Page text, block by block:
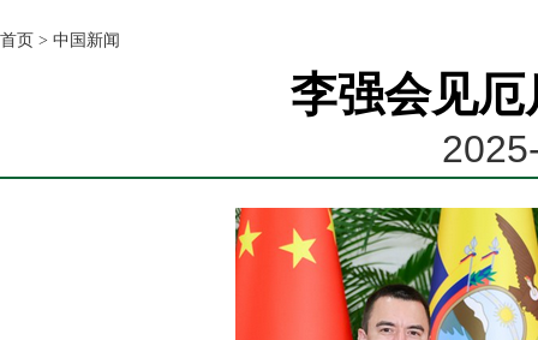
首页 > 中国新闻
李强会见